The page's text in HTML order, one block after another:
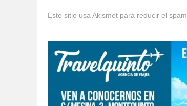
Este sitio usa Akismet para reducir el spam.